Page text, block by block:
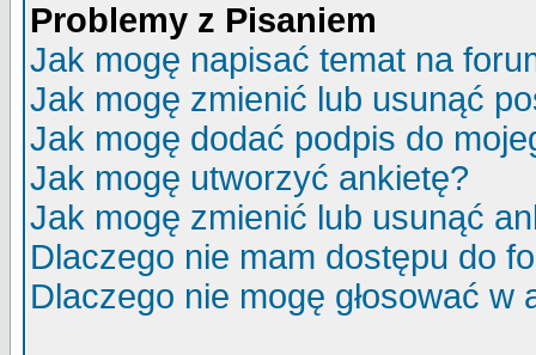
Problemy z Pisaniem
Jak mogę napisać temat na
Jak mogę zmienić lub usunąć
Jak mogę dodać podpis do
Jak mogę utworzyć ankietę?
Jak mogę zmienić lub usunąć
Dlaczego nie mam dostępu do
Dlaczego nie mogę głosować w